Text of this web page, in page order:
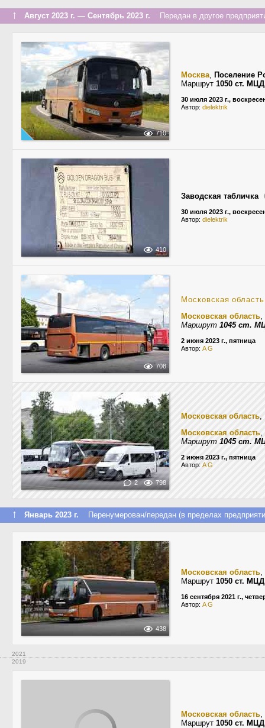
↑ Август 2023 г. — Сентябрь 2023 г. Передан в другое
710
Москва, Поселение
Маршрут 1050 ст.
30 июля 2023 г.,
Автор: dielektrik
410
Заводская табличка
30 июля 2023 г.,
Автор: dielektrik
708
Московская область
Московская область,
Маршрут 1045 ст.
2 июня 2023 г., пятница
Автор: A G
2 798
Московская область,
Московская область,
Маршрут 1045 ст.
2 июня 2023 г., пятница
Автор: A G
↑ Январь 2023 г. Перенумерован/передан (в пределах
438
Московская область,
Маршрут 1050 ст.
16 сентября 2021 г.,
Автор: A G
2021
2019
Московская область,
Маршрут 1050 ст.